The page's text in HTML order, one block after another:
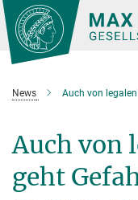
Hauptinhalt
News Auch von
Auch von
geht